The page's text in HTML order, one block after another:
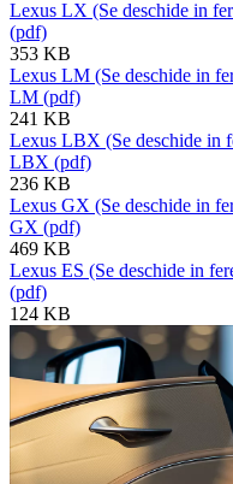
Lexus LX (Se deschide in
(pdf)
353 KB
Lexus LM (Se deschide in
LM (pdf)
241 KB
Lexus LBX (Se deschide in
LBX (pdf)
236 KB
Lexus GX (Se deschide in
GX (pdf)
469 KB
Lexus ES (Se deschide in
(pdf)
124 KB